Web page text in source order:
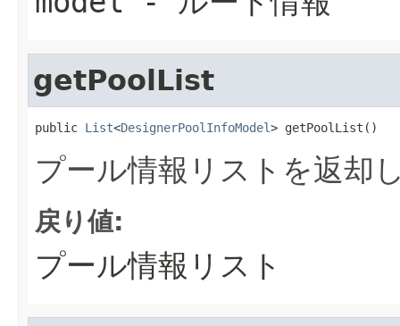
getPoolList
public List<DesignerPoolInfoModel> getPoolList()
プール情報リストを返却
戻り値:
プール情報リスト